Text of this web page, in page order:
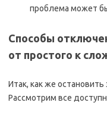
проблема может
Способы
от простого к
Итак, как же
Рассмотрим все